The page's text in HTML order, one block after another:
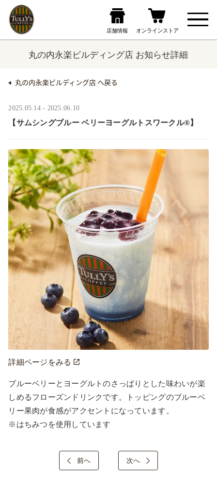
丸の内永楽ビルディング店 お知らせ詳細
丸の内永楽ビルディング店 へ戻る
2025.05.14 - 2025.06.10
【サムシングブルー ベリーヨーグルトスワークル®】
詳細ページをみる
ブルーベリーとヨーグルトのさっぱりとした味わいが楽
しめるフローズンドリンクです。トッピングのブルーベ
リー果肉が食感がアクセントになっています。
※はちみつを使用しています
前へ 次へ